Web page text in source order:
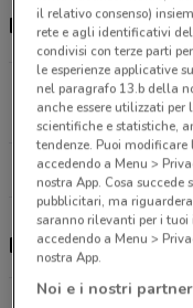
Negozi E.ON
Via Varrone, 2/
29.4 km
E.ON Energia,
il relativo consenso)
rete e agli identificativi del
condivisi con terze parti
le esperienze applicative
nel paragrafo 13.b della
anche essere utilizzati per
scientifiche e statistiche,
tendenze. Puoi
accedendo a Menu >
nostra App. Cosa
pubblicitari, ma
saranno rilevanti per i tuoi
accedendo a Menu >
nostra App.
Noi e i nostri